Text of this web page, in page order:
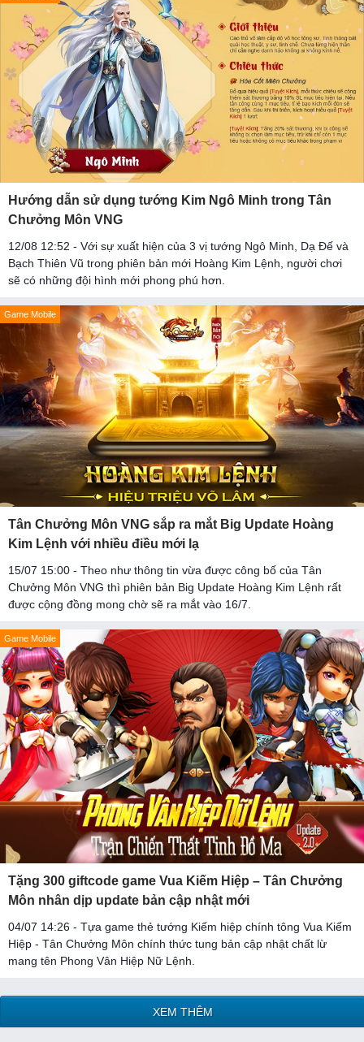
Hướng dẫn sử dụng tướng Kim Ngô Minh trong Tân
Chưởng Môn VNG
12/08 12:52 - Với sự xuất hiện của 3 vị tướng Ngô Minh, Dạ Đế và
Bạch Thiên Vũ trong phiên bản mới Hoàng Kim Lệnh, người chơi
sẽ có những đội hình mới phong phú hơn.
Game Mobile
Tân Chưởng Môn VNG sắp ra mắt Big Update Hoàng
Kim Lệnh với nhiều điều mới lạ
15/07 15:00 - Theo như thông tin vừa được công bố của Tân
Chưởng Môn VNG thì phiên bản Big Update Hoàng Kim Lệnh rất
được cộng đồng mong chờ sẽ ra mắt vào 16/7.
Game Mobile
Tặng 300 giftcode game Vua Kiếm Hiệp – Tân Chưởng
Môn nhân dịp update bản cập nhật mới
04/07 14:26 - Tựa game thẻ tướng Kiếm hiệp chính tông Vua Kiếm
Hiệp - Tân Chưởng Môn chính thức tung bản cập nhật chất lừ
mang tên Phong Vân Hiệp Nữ Lệnh.
XEM THÊM